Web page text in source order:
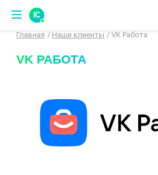
IC
Главная Наши клиенты VK Работа
VK РАБОТА